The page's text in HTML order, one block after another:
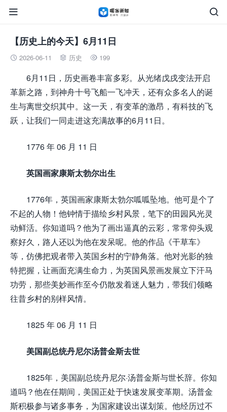


【历史上的今天】6月11日
 2026-06-11  历史  199
6月11日，历史画卷丰富多彩。从光绪戊戌变法开启
革新之路，到神舟十号飞船一飞冲天，还有众多名人的诞
生与离世交织其中。这一天，有变革的激昂，有科技的飞
跃，让我们一同走进这充满故事的6月11日。
1776 年 06 月 11 日
英国画家康斯太勃尔出生
1776年，英国画家康斯太勃尔呱呱坠地。他可是个了
不起的人物！他钟情于描绘乡村风景，笔下的田园风光灵
动鲜活。你知道吗？他为了画出逼真的云彩，常常仰头观
察好久，路人还以为他在发呆呢。他的作品《干草车》
等，仿佛把观者带入英国乡村的宁静角落。他对光影的独
特把握，让画面充满生命力，为英国风景画发展立下汗马
功劳，那些美妙画作至今仍散发着迷人魅力，带我们领略
往昔乡村的别样风情。
1825 年 06 月 11 日
美国副总统丹尼尔汤普金斯去世
1825年，美国副总统丹尼尔·汤普金斯与世长辞。你知
道吗？他在任期间，美国正处于快速发展变革期。汤普金
斯积极参与诸多事务，为国家建设出谋划策。他经历过不